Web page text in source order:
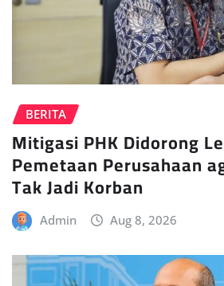
BERITA
Mitigasi PHK Didorong
Pemetaan Perusahaan
Tak Jadi Korban
Admin Aug 8, 2026